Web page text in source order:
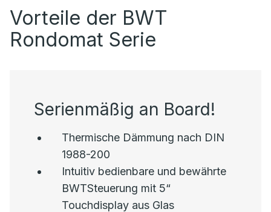
Vorteile der BWT
Rondomat Serie
Serienmäßig an Board!
Thermische Dämmung nach DIN
1988-200
Intuitiv bedienbare und bewährte
BWTSteuerung mit 5“
Touchdisplay aus Glas